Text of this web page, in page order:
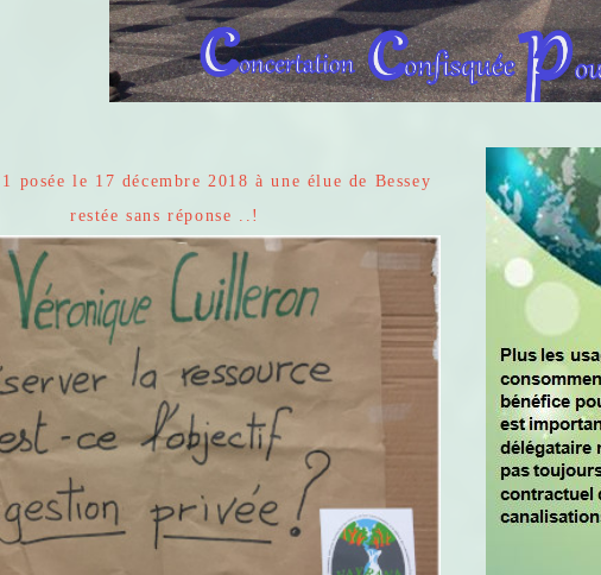
posée le 17 décembre 2018 à une élue de Bessey
restée sans réponse ..!